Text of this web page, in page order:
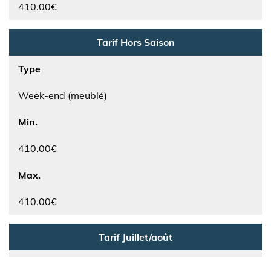
410.00€
Tarif Hors Saison
Type
Week-end (meublé)
Min.
410.00€
Max.
410.00€
Tarif Juillet/août